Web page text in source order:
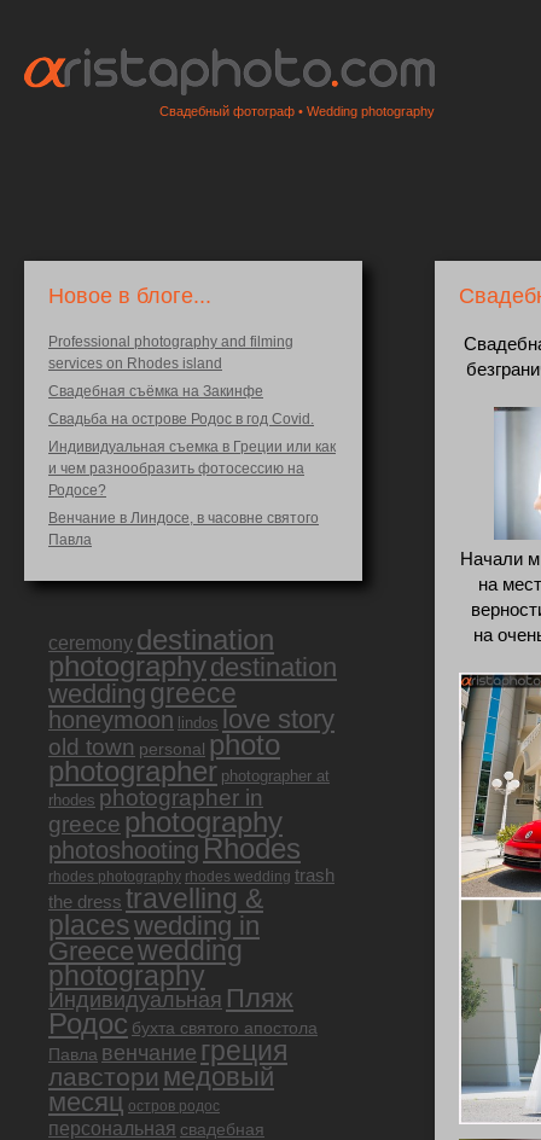
Свадебный фотограф • Wedding photography
Начали
на
на
Новое в блоге...
Professional photography and filming
services on Rhodes island
Свадебная съёмка на Закинфе
Свадьба на острове Родос в год Covid.
Индивидуальная съемка в Греции или как
и чем разнообразить фотосессию на
Родосе?
Венчание в Линдосе, в часовне святого
Павла
ceremony destination
photographydestination
wedding greece
honeymoon lindos love story
old town personal photo
photographer photographer at
rhodes photographer in
greece photography
photoshootingRhodes
rhodes photography rhodes wedding trash
the dress travelling &
placeswedding in
Greecewedding
photography
Индивидуальная Пляж
Родос бухта святого апостола
Павла венчание греция
лавстори медовый
месяц остров родос
персональная свадебная